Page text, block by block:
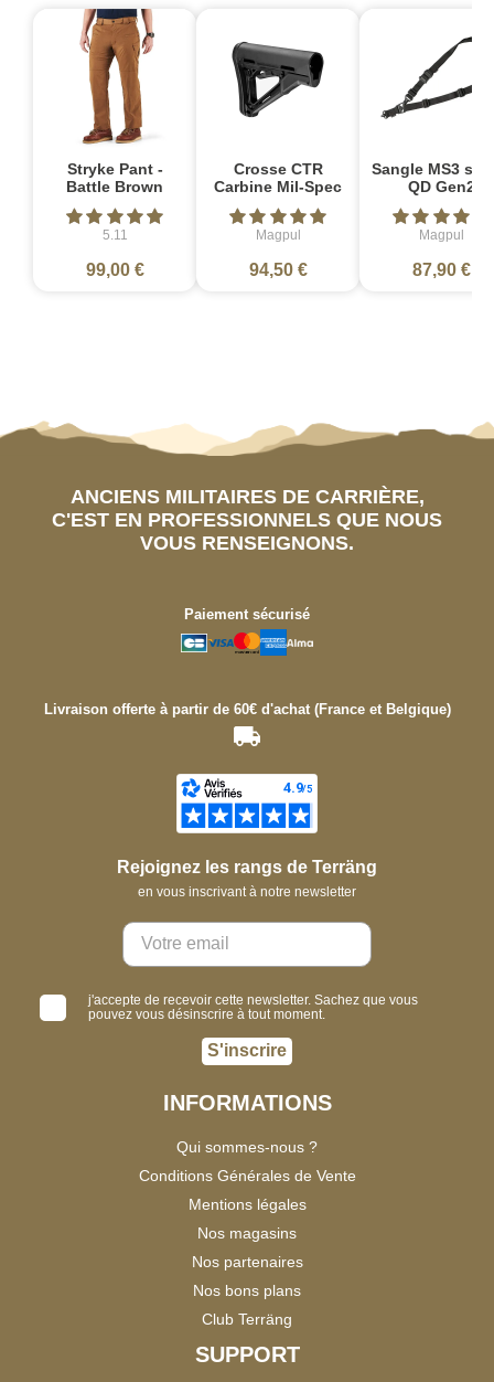
Stryke Pant -
Battle Brown
5.11
99,00 €
Crosse CTR
Carbine Mil-Spec
Magpul
94,50 €
Sangle MS3
QD Gen2
Magpul
87,90 €
ANCIENS MILITAIRES DE CARRIÈRE,
C'EST EN PROFESSIONNELS QUE NOUS
VOUS RENSEIGNONS.
Paiement sécurisé
Livraison offerte à partir de 60€ d'achat (France et Belgique)
Rejoignez les rangs de Terräng
en vous inscrivant à notre newsletter
j'accepte de recevoir cette newsletter. Sachez que vous
pouvez vous désinscrire à tout moment.
S'inscrire
INFORMATIONS
Qui sommes-nous ?
Conditions Générales de Vente
Mentions légales
Nos magasins
Nos partenaires
Nos bons plans
Club Terräng
SUPPORT